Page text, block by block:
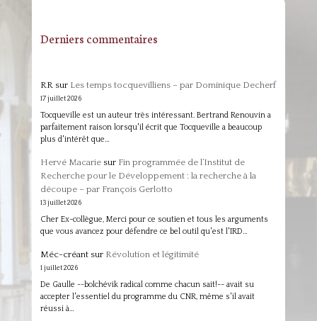
Derniers commentaires
RRsur Les temps tocquevilliens – par Dominique Decherf
17 juillet 2026
Tocqueville est un auteur très intéressant. Bertrand Renouvin a
parfaitement raison lorsqu'il écrit que Tocqueville a beaucoup
plus d'intérêt que…
Hervé Macariesur Fin programmée de l’Institut de
Recherche pour le Développement : la recherche à la
découpe – par François Gerlotto
13 juillet 2026
Cher Ex-collègue, Merci pour ce soutien et tous les arguments
que vous avancez pour défendre ce bel outil qu'est l'IRD…
Méc-créantsur Révolution et légitimité
1 juillet 2026
De Gaulle --bolchévik radical comme chacun sait!-- avait su
accepter l'essentiel du programme du CNR, même s'il avait
réussi à…